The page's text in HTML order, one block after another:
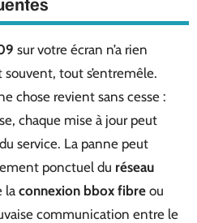
sur votre écran n’a rien
souvent, tout s’entremêle.
chose revient sans cesse :
chaque mise à jour peut
service. La panne peut
ponctuel du réseau
la connexion bbox fibre ou
communication entre le